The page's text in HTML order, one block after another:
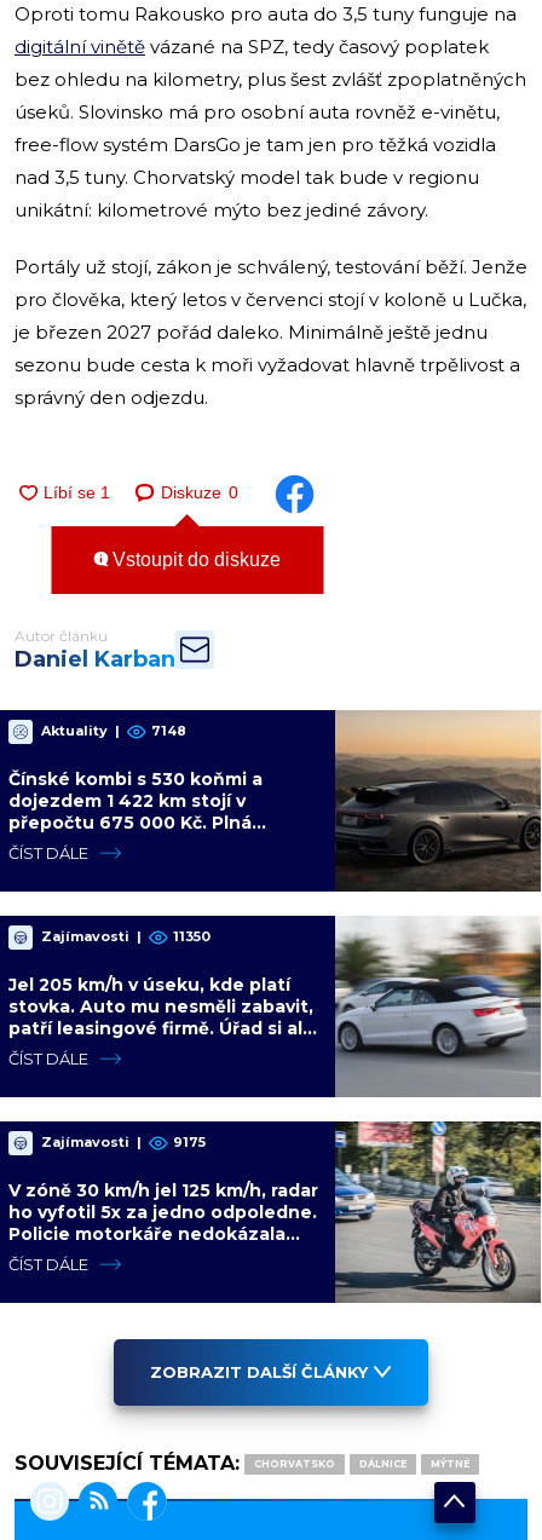
Oproti tomu Rakousko pro auta do 3,5 tuny funguje na
digitální vinětě vázané na SPZ, tedy časový poplatek
bez ohledu na kilometry, plus šest zvlášť zpoplatněných
úseků. Slovinsko má pro osobní auta rovněž e-vinětu,
free-flow systém DarsGo je tam jen pro těžká vozidla
nad 3,5 tuny. Chorvatský model tak bude v regionu
unikátní: kilometrové mýto bez jediné závory.
Portály už stojí, zákon je schválený, testování běží. Jenže
pro člověka, který letos v červenci stojí v koloně u Lučka,
je březen 2027 pořád daleko. Minimálně ještě jednu
sezonu bude cesta k moři vyžadovat hlavně trpělivost a
správný den odjezdu.
Diskuze 0
Vstoupit do diskuze
Autor článku
Daniel Karban
Aktuality | 7148
Čínské kombi s 530 koňmi a
dojezdem 1 422 km stojí v
přepočtu 675 000 Kč. Plná
výbava je v ceně, VW a BMW mají
problém
ČÍST DÁLE
Zajímavosti | 11350
Jel 205 km/h v úseku, kde platí
stovka. Auto mu nesměli zabavit,
patří leasingové firmě. Úřad si ale
poradil jinak
ČÍST DÁLE
Zajímavosti | 9175
V zóně 30 km/h jel 125 km/h, radar
ho vyfotil 5x za jedno odpoledne.
Policie motorkáře nedokázala
zastavit
ČÍST DÁLE
ZOBRAZIT DALŠÍ ČLÁNKY
SOUVISEJÍCÍ TÉMATA: CHORVATSKO DÁLNICE MÝTNÉ